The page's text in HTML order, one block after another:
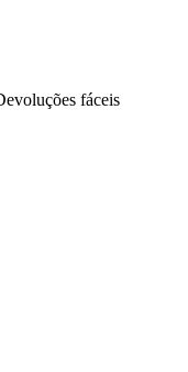
fáceis